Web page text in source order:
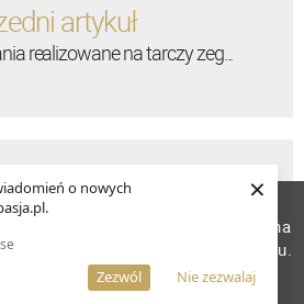
o nowych
Nie zezwalaj
Zezwól
×
artykuł
realizowane na tarczy zeg...
i ...
usług korzystamy z plików
oznacza, iż wyrażasz zgodę na
w Twoim urządzeniu.
Więcej informacji